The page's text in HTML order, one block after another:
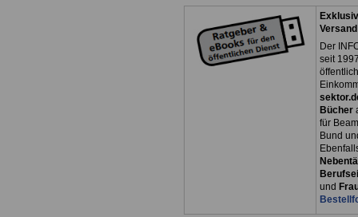
Der
seit
Bücher
für
Bund
und